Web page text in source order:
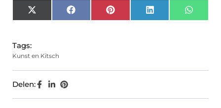
X
(Twitter)
FacebookPinterest LinkedIn
Tags:
Kunst en Kitsch
Delen: